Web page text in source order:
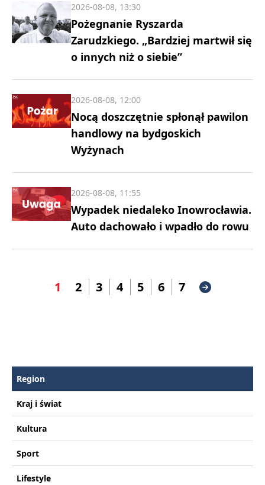
Pożegnanie Ryszarda
Zarudzkiego. „Bardziej martwił się
o innych niż o siebie”
2026-08-08, 13:30
Nocą doszczętnie spłonął pawilon
handlowy na bydgoskich
Wyżynach
2026-08-08, 12:00
Wypadek niedaleko Inowrocławia.
Auto dachowało i wpadło do rowu
2026-08-08, 11:55
1 2 3 4 5 6 7
Region
Kraj i świat
Kultura
Sport
Lifestyle